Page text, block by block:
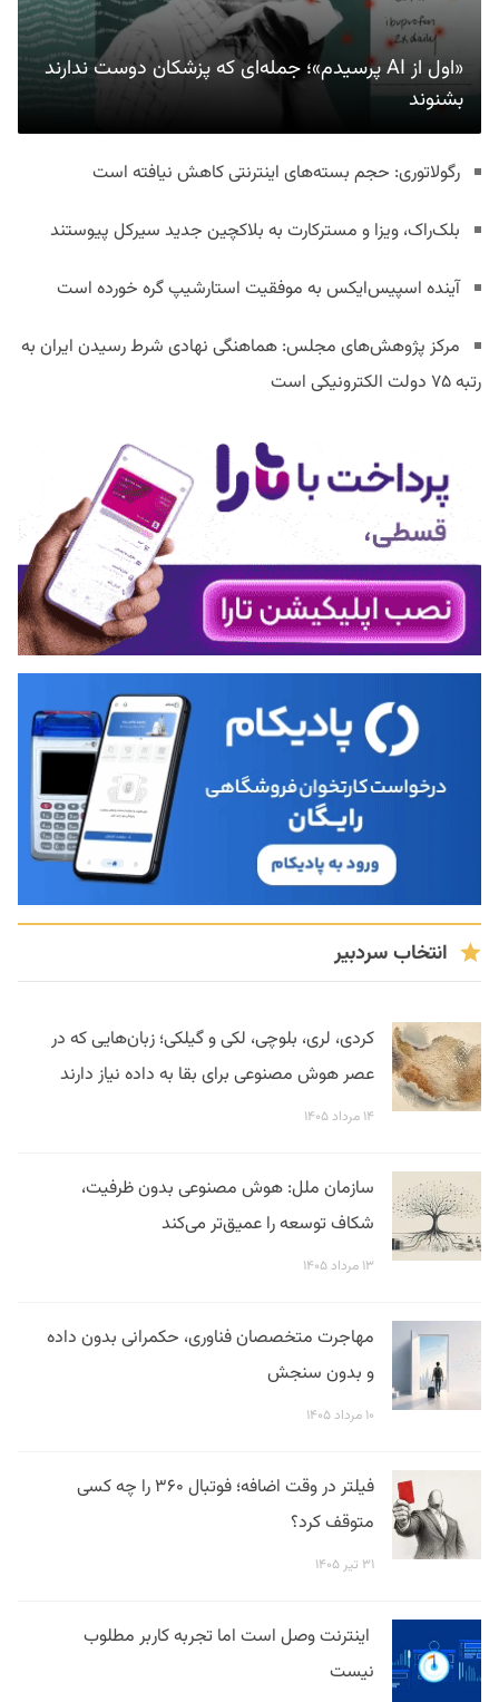
«اول از AI پرسیدم»؛ جمله‌ای که پزشکان دوست ندارند
بشنوند
رگولاتوری: حجم بسته‌های اینترنتی کاهش نیافته است
بلک‌راک، ویزا و مسترکارت به بلاکچین جدید سیرکل پیوستند
آینده اسپیس‌ایکس به موفقیت استارشیپ گره خورده است
مرکز پژوهش‌های مجلس: هماهنگی نهادی شرط رسیدن ایران به
رتبه ۷۵ دولت الکترونیکی است
انتخاب سردبیر
کردی، لری، بلوچی، لکی و گیلکی؛ زبان‌هایی که در
عصر هوش مصنوعی برای بقا به داده نیاز دارند
۱۴ مرداد ۱۴۰۵
سازمان ملل: هوش مصنوعی بدون ظرفیت،
شکاف توسعه را عمیق‌تر می‌کند
۱۳ مرداد ۱۴۰۵
مهاجرت متخصصان فناوری، حکمرانی بدون داده
و بدون سنجش
۱۰ مرداد ۱۴۰۵
فیلتر در وقت اضافه؛ فوتبال ۳۶۰ را چه کسی
متوقف کرد؟
۳۱ تیر ۱۴۰۵
اینترنت وصل است اما تجربه کاربر مطلوب
نیست